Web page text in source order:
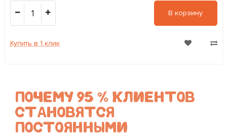
1 В корзину
Купить в 1 клик
ПОЧЕМУ 95 % КЛИЕНТОВ
СТАНОВЯТСЯ
ПОСТОЯННЫМИ